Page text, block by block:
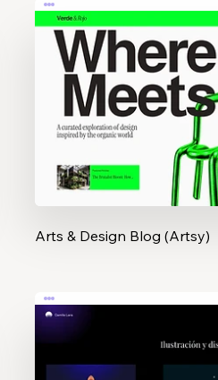
Arts & Design Blog (Artsy)